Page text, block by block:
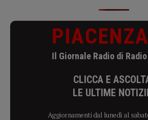
Il Giornale Radio di
CLICCA E
LE ULTIME
Aggiornamenti dal lunedì al